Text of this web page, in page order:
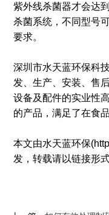
紫外线杀菌器才会达
杀菌系统，不同型号
要求。
深圳市水天蓝环保科
发、生产、安装、售
设备及配件的实业性
的产品，满足了在食
本文由水天蓝环保
发，转载请以链接形